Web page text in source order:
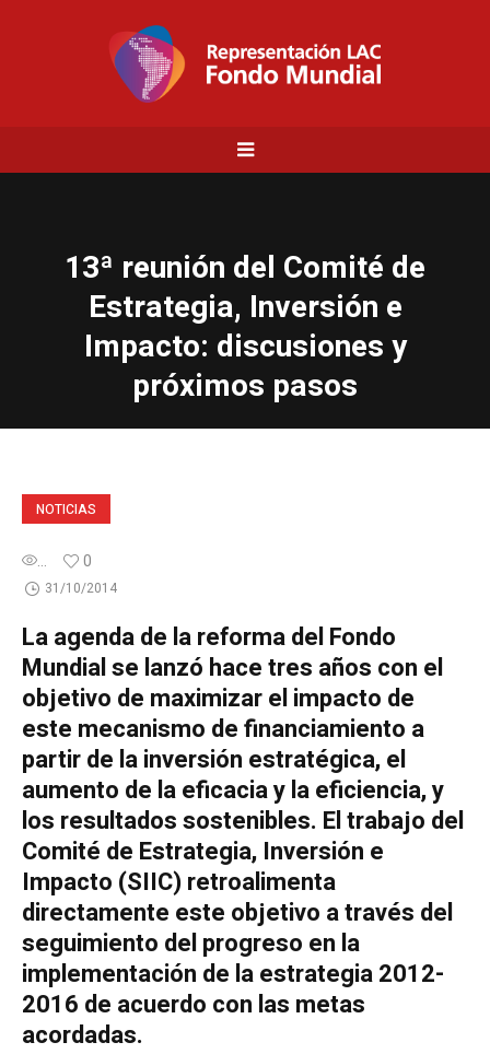
13ª reunión del Comité de
Estrategia, Inversión e
Impacto: discusiones y
próximos pasos
NOTICIAS
... 0
31/10/2014
La agenda de la reforma del Fondo
Mundial se lanzó hace tres años con el
objetivo de maximizar el impacto de
este mecanismo de financiamiento a
partir de la inversión estratégica, el
aumento de la eficacia y la eficiencia, y
los resultados sostenibles. El trabajo del
Comité de Estrategia, Inversión e
Impacto (SIIC) retroalimenta
directamente este objetivo a través del
seguimiento del progreso en la
implementación de la estrategia 2012-
2016 de acuerdo con las metas
acordadas.